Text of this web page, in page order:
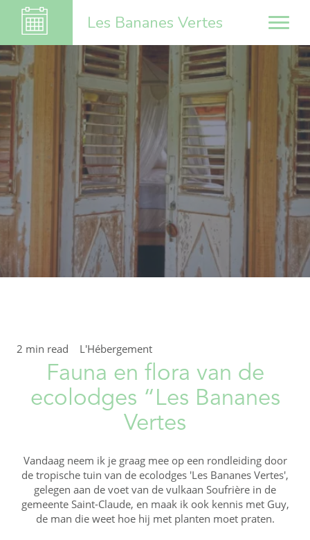
Les Bananes Vertes
2 min read L'Hébergement
Fauna en flora van de
ecolodges “Les Bananes
Vertes
Vandaag neem ik je graag mee op een rondleiding door
de tropische tuin van de ecolodges 'Les Bananes Vertes',
gelegen aan de voet van de vulkaan Soufrière in de
gemeente Saint-Claude, en maak ik ook kennis met Guy,
de man die weet hoe hij met planten moet praten.